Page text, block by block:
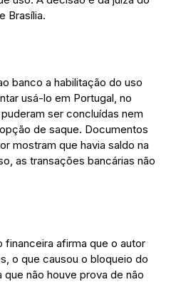
Brasília.
banco a habilitação do uso
usá-lo em Portugal, no
ser concluídas nem
de saque. Documentos
mostram que havia saldo na
as transações bancárias não
financeira afirma que o autor
o que causou o bloqueio do
não houve prova de não